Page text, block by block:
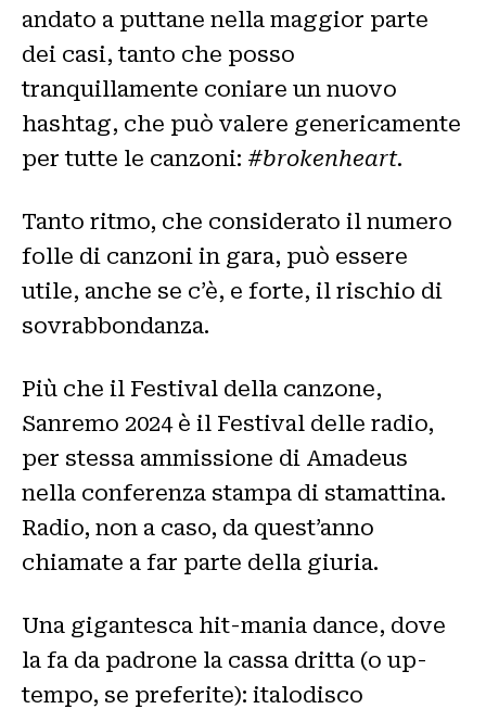
andato a puttane nella maggior parte
dei casi, tanto che posso
tranquillamente coniare un nuovo
hashtag, che può valere genericamente
per tutte le canzoni: #brokenheart.
Tanto ritmo, che considerato il numero
folle di canzoni in gara, può essere
utile, anche se c’è, e forte, il rischio di
sovrabbondanza.
Più che il Festival della canzone,
Sanremo 2024 è il Festival delle radio,
per stessa ammissione di Amadeus
nella conferenza stampa di stamattina.
Radio, non a caso, da quest’anno
chiamate a far parte della giuria.
Una gigantesca hit-mania dance, dove
la fa da padrone la cassa dritta (o up-
tempo, se preferite): italodisco